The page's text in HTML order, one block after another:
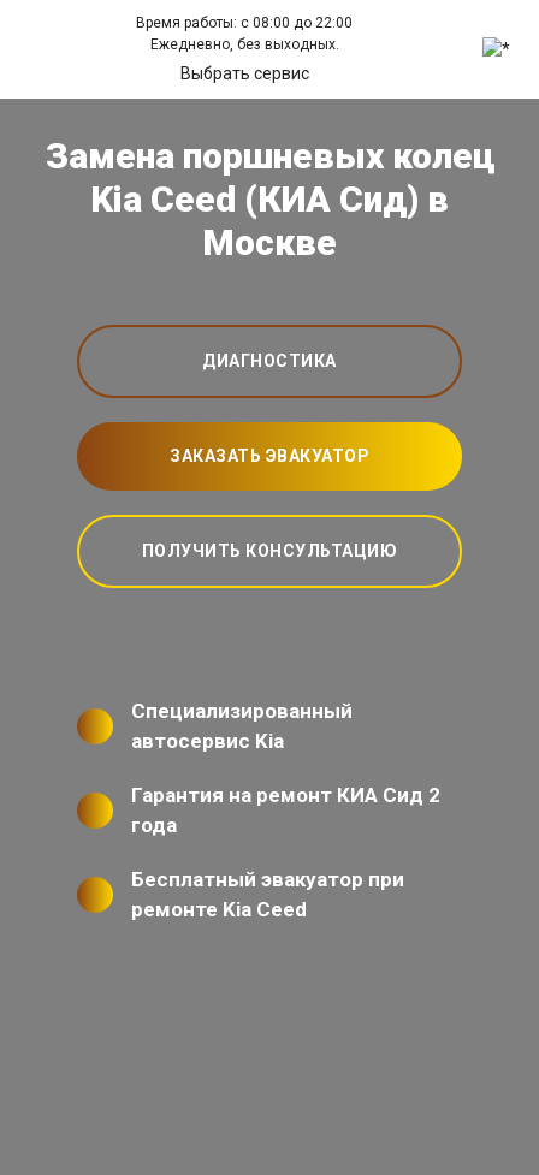
Время работы: с 08:00 до 22:00
Ежедневно, без выходных.
Выбрать сервис
Замена поршневых колец
Kia Ceed (КИА Сид) в
Москве
ДИАГНОСТИКА
ЗАКАЗАТЬ ЭВАКУАТОР
ПОЛУЧИТЬ КОНСУЛЬТАЦИЮ
Специализированный
автосервис Kia
Гарантия на ремонт КИА Сид 2
года
Бесплатный эвакуатор при
ремонте Kia Ceed